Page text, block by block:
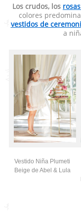
Los crudos, los
colores
vestidos de
a
Vestido Niña Plumeti
Beige de Abel & Lula